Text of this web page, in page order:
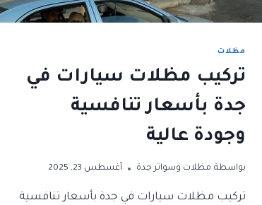
مظلات
تركيب مظلات سيارات في
جدة بأسعار تنافسية
وجودة عالية
بواسطة مظلات وسواتر جدة أغسطس 23, 2025
تركيب مظلات سيارات في جدة بأسعار تنافسية